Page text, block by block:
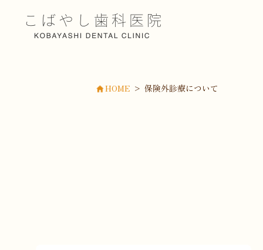
HOME > 保険外診療について